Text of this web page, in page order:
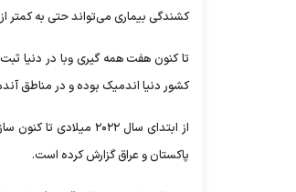
کشندگی بیماری می‌تواند حتی به کمتر
کشور دنیا اندمیک بوده و در مناطق
از ابتدای سال ۲۰۲۲
پاکستان و عراق گزارش کرده است.